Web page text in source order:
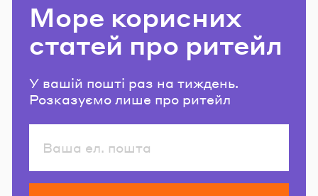
Море корисних
статей про ритейл
У вашій пошті раз на тиждень.
Розказуємо лише про ритейл